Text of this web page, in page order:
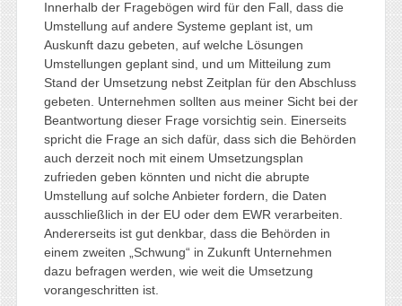
Innerhalb der Fragebögen wird für den Fall, dass die
Umstellung auf andere Systeme geplant ist, um
Auskunft dazu gebeten, auf welche Lösungen
Umstellungen geplant sind, und um Mitteilung zum
Stand der Umsetzung nebst Zeitplan für den Abschluss
gebeten. Unternehmen sollten aus meiner Sicht bei der
Beantwortung dieser Frage vorsichtig sein. Einerseits
spricht die Frage an sich dafür, dass sich die Behörden
auch derzeit noch mit einem Umsetzungsplan
zufrieden geben könnten und nicht die abrupte
Umstellung auf solche Anbieter fordern, die Daten
ausschließlich in der EU oder dem EWR verarbeiten.
Andererseits ist gut denkbar, dass die Behörden in
einem zweiten „Schwung“ in Zukunft Unternehmen
dazu befragen werden, wie weit die Umsetzung
vorangeschritten ist.